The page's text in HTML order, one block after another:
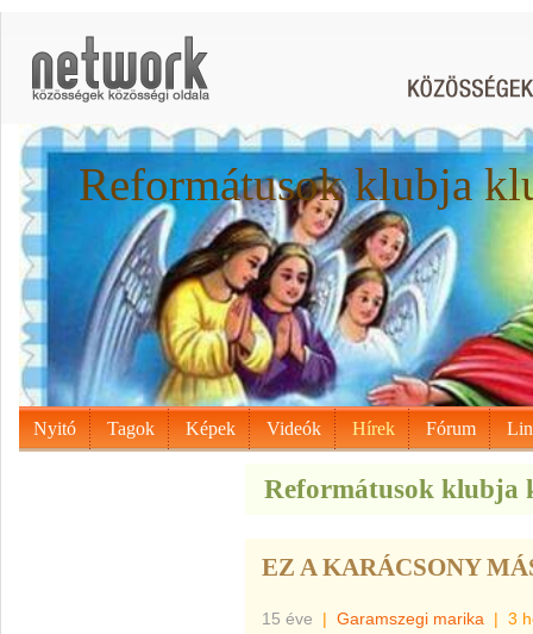
Reformátusok klubja
Nyitó Tagok Képek Videók Hírek Fórum
Reformátusok klubja
EZ A KARÁCSONY
15 éve | Garamszegi marika | 3